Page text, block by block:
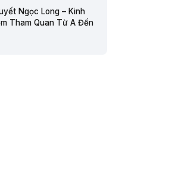
Ngọc Long – Kinh
Tham Quan Từ A Đến